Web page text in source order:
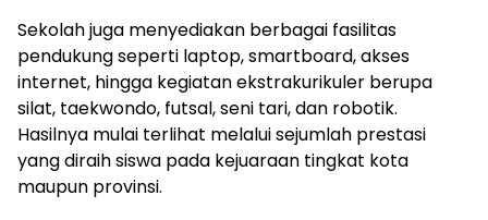
Sekolah juga menyediakan berbagai fasilitas
pendukung seperti laptop, smartboard, akses
internet, hingga kegiatan ekstrakurikuler berupa
silat, taekwondo, futsal, seni tari, dan robotik.
Hasilnya mulai terlihat melalui sejumlah prestasi
yang diraih siswa pada kejuaraan tingkat kota
maupun provinsi.